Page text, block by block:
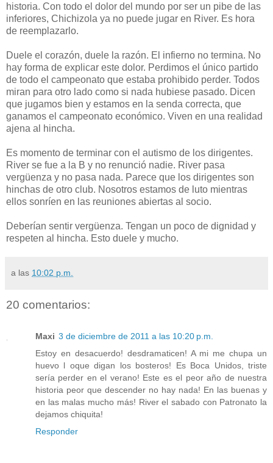
historia. Con todo el dolor del mundo por ser un pibe de las
inferiores, Chichizola ya no puede jugar en River. Es hora
de reemplazarlo.
Duele el corazón, duele la razón. El infierno no termina. No
hay forma de explicar este dolor. Perdimos el único partido
de todo el campeonato que estaba prohibido perder. Todos
miran para otro lado como si nada hubiese pasado. Dicen
que jugamos bien y estamos en la senda correcta, que
ganamos el campeonato económico. Viven en una realidad
ajena al hincha.
Es momento de terminar con el autismo de los dirigentes.
River se fue a la B y no renunció nadie. River pasa
vergüenza y no pasa nada. Parece que los dirigentes son
hinchas de otro club. Nosotros estamos de luto mientras
ellos sonríen en las reuniones abiertas al socio.
Deberían sentir vergüenza. Tengan un poco de dignidad y
respeten al hincha. Esto duele y mucho.
a las 10:02 p.m.
20 comentarios:
Maxi 3 de diciembre de 2011 a las 10:20 p.m.
Estoy en desacuerdo! desdramaticen! A mi me chupa un
huevo l oque digan los bosteros! Es Boca Unidos, triste
sería perder en el verano! Este es el peor año de nuestra
historia peor que descender no hay nada! En las buenas y
en las malas mucho más! River el sabado con Patronato la
dejamos chiquita!
Responder